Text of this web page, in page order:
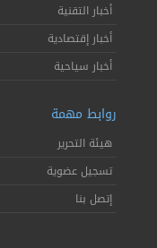
أخبار التقنية
أخبار إقتصادية
أخبار سياحية
روابط مهمة
هيئة التحرير
تسجيل عضوية
إتصل بنا